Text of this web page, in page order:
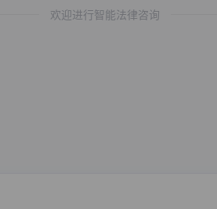
欢迎进行智能法律咨询